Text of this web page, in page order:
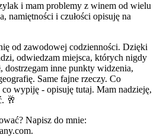
i mam problemy z winem od wielu
namiętności i czułości opisuję na
od zawodowej codzienności. Dzięki
odwiedzam miejsca, których nigdy
dostrzegam inne punkty widzenia,
Same fajne rzeczy. Co
co wypiję - opisuję tutaj. Mam nadzieję,
🥂
Napisz do mnie: